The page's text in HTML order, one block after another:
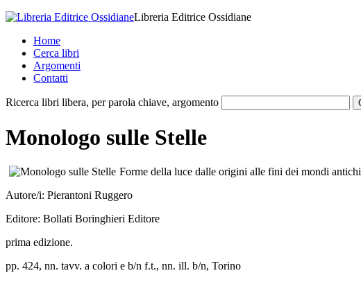
Libreria Editrice Ossidiane
Home
Cerca libri
Argomenti
Contatti
Ricerca libri libera, per parola chiave, argomento
Monologo sulle Stelle
Forme della luce dalle origini alle fini dei mondi antichi
Autore/i: Pierantoni Ruggero
Editore: Bollati Boringhieri Editore
prima edizione.
pp. 424, nn. tavv. a colori e b/n f.t., nn. ill. b/n, Torino